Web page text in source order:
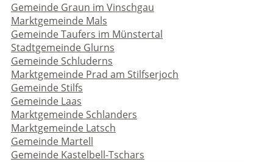
Gemeinde Graun im Vinschgau
Marktgemeinde Mals
Gemeinde Taufers im Münstertal
Stadtgemeinde Glurns
Gemeinde Schluderns
Marktgemeinde Prad am Stilfserjoch
Gemeinde Stilfs
Gemeinde Laas
Marktgemeinde Schlanders
Marktgemeinde Latsch
Gemeinde Martell
Gemeinde Kastelbell-Tschars